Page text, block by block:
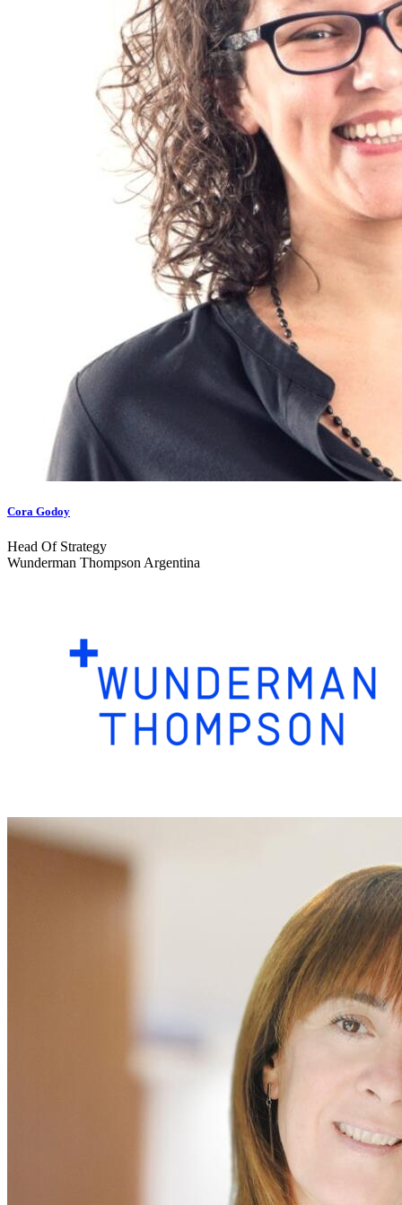
Cora Godoy
Head Of Strategy
Wunderman Thompson Argentina